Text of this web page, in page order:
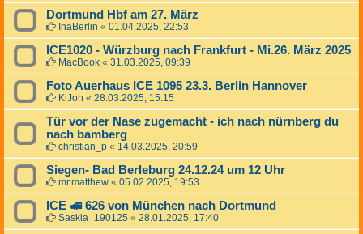
Dortmund Hbf am 27. März
InaBerlin « 01.04.2025, 22:53
ICE1020 - Würzburg nach Frankfurt - Mi.26. März 2025
MacBook « 31.03.2025, 09:39
Foto Auerhaus ICE 1095 23.3. Berlin Hannover
KiJoh « 28.03.2025, 15:15
Tür vor der Nase zugemacht - ich nach nürnberg du
nach bamberg
christian_p « 14.03.2025, 20:59
Siegen- Bad Berleburg 24.12.24 um 12 Uhr
mr.matthew « 05.02.2025, 19:53
ICE 🚅 626 von München nach Dortmund
Saskia_190125 « 28.01.2025, 17:40